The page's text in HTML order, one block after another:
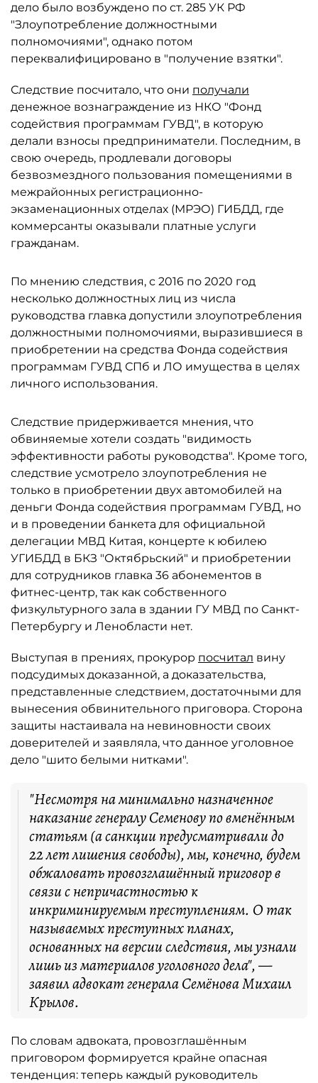
дело было возбуждено по ст. 285 УК РФ
"Злоупотребление должностными
полномочиями", однако потом
переквалифицировано в "получение взятки".
Следствие посчитало, что они получали
денежное вознаграждение из НКО "Фонд
содействия программам ГУВД", в которую
делали взносы предприниматели. Последним, в
свою очередь, продлевали договоры
безвозмездного пользования помещениями в
межрайонных регистрационно-
экзаменационных отделах (МРЭО) ГИБДД, где
коммерсанты оказывали платные услуги
гражданам.
По мнению следствия, с 2016 по 2020 год
несколько должностных лиц из числа
руководства главка допустили злоупотребления
должностными полномочиями, выразившиеся в
приобретении на средства Фонда содействия
программам ГУВД СПб и ЛО имущества в целях
личного использования.
Следствие придерживается мнения, что
обвиняемые хотели создать "видимость
эффективности работы руководства". Кроме того,
следствие усмотрело злоупотребления не
только в приобретении двух автомобилей на
деньги Фонда содействия программам ГУВД, но
и в проведении банкета для официальной
делегации МВД Китая, концерте к юбилею
УГИБДД в БКЗ "Октябрьский" и приобретении
для сотрудников главка 36 абонементов в
фитнес-центр, так как собственного
физкультурного зала в здании ГУ МВД по Санкт-
Петербургу и Ленобласти нет.
Выступая в прениях, прокурор посчитал вину
подсудимых доказанной, а доказательства,
представленные следствием, достаточными для
вынесения обвинительного приговора. Сторона
защиты настаивала на невиновности своих
доверителей и заявляла, что данное уголовное
дело "шито белыми нитками".
"Несмотря на минимально назначенное
наказание генералу Семенову по вменённым
статьям (а санкции предусматривали до
22 лет лишения свободы), мы, конечно, будем
обжаловать провозглашённый приговор в
связи с непричастностью к
инкриминируемым преступлениям. О так
называемых преступных планах,
основанных на версии следствия, мы узнали
лишь из материалов уголовного дела", —
заявил адвокат генерала Семёнова Михаил
Крылов.
По словам адвоката, провозглашённым
приговором формируется крайне опасная
тенденция: теперь каждый руководитель